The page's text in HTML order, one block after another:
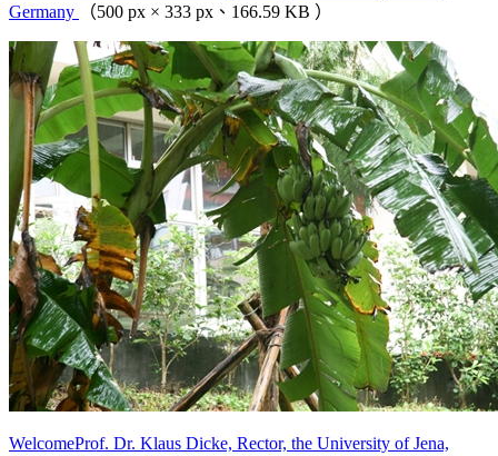
Germany
（500 px × 333 px、166.59 KB ）
WelcomeProf. Dr. Klaus Dicke, Rector, the University of Jena,